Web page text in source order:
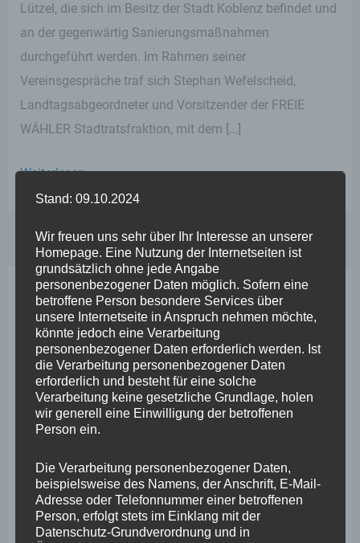
Lützel, die sich im Besitz der Stadt Koblenz befindet und
an der gegenwärtig Sanierungsmaßnahmen
durchgeführt werden. Im Rahmen seiner
Vereinsgespräche traf sich Stephan Wefelscheid,
Landtagsabgeordneter und Vorsitzender der FREIE
WÄHLER Stadtratsfraktion, mit dem […]
Austausch
mit
Kaiser
Franz
e.V.
Landtagsabgeordneter
Wefelscheid
begrüßt
Sanierungsarbeiten
und
freut
sich
auf
baldige
Weiterlesen
Neueste Beiträge
Wefelscheid lehnt Verfassungsänderung ab
VfL Kesselheim e.V. bittet Stadt um Unterstützung bei
Sanierung des Sportplatzes
Engstelle in Aachener Straße – Wefelscheid: „Rübenach
erstickt im Verkehr“
Wefelscheid besichtigt Fort Konstantin
Wefelscheid bei 3-jährigem Jubiläum von Particura
Stand: 09.10.2024
Wir freuen uns sehr über Ihr Interesse an unserer
Homepage. Eine Nutzung der Internetseiten ist
grundsätzlich ohne jede Angabe
personenbezogener Daten möglich. Sofern eine
betroffene Person besondere Services über
unsere Internetseite in Anspruch nehmen möchte,
könnte jedoch eine Verarbeitung
personenbezogener Daten erforderlich werden. Ist
die Verarbeitung personenbezogener Daten
erforderlich und besteht für eine solche
Verarbeitung keine gesetzliche Grundlage, holen
wir generell eine Einwilligung der betroffenen
Person ein.
Die Verarbeitung personenbezogener Daten,
beispielsweise des Namens, der Anschrift, E-Mail-
Adresse oder Telefonnummer einer betroffenen
Person, erfolgt stets im Einklang mit der
Datenschutz-Grundverordnung und in